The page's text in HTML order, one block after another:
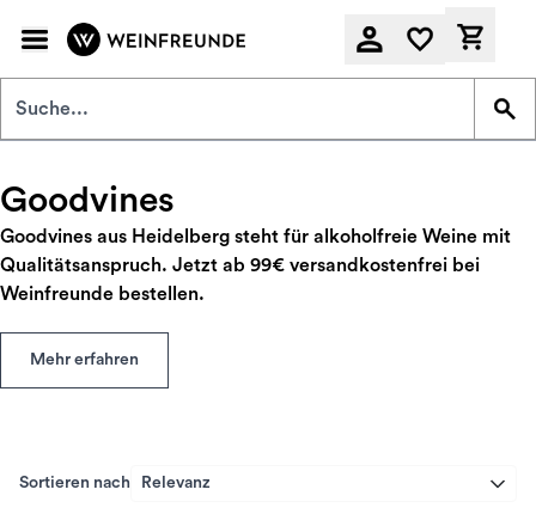
Goodvines
Goodvines aus Heidelberg steht für alkoholfreie Weine mit
Qualitätsanspruch. Jetzt ab 99€ versandkostenfrei bei
Weinfreunde bestellen.
Mehr erfahren
Sortieren nach Relevanz